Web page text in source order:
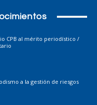
CPB al mérito periodístico /
a la gestión de riesgos